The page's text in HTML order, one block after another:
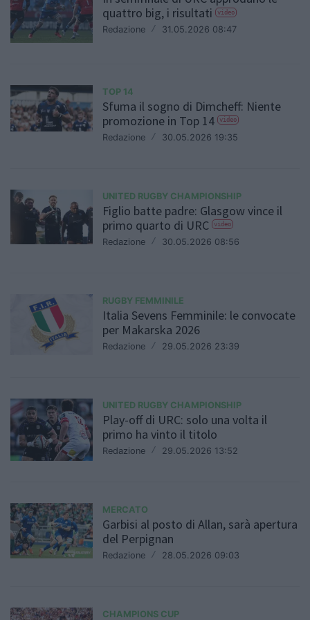
quattro big, i risultati video
Redazione / 31.05.2026 08:47
TOP 14
Sfuma il sogno di Dimcheff: Niente
promozione in Top 14 video
Redazione / 30.05.2026 19:35
UNITED RUGBY CHAMPIONSHIP
Figlio batte padre: Glasgow vince il
primo quarto di URC video
Redazione / 30.05.2026 08:56
RUGBY FEMMINILE
Italia Sevens Femminile: le convocate
per Makarska 2026
Redazione / 29.05.2026 23:39
UNITED RUGBY CHAMPIONSHIP
Play-off di URC: solo una volta il
primo ha vinto il titolo
Redazione / 29.05.2026 13:52
MERCATO
Garbisi al posto di Allan, sarà apertura
del Perpignan
Redazione / 28.05.2026 09:03
CHAMPIONS CUP